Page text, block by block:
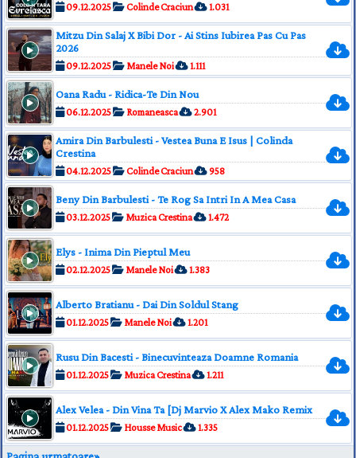
09.12.2025 Colinde Craciun 1.031
Mitzu Din Salaj X Bibi Dor - Ai Stins Iubirea Pas Cu Pas
2026
09.12.2025 Manele Noi 1.111
Oana Radu - Ridica-Te Din Nou
06.12.2025 Romaneasca 2.901
Amira Din Barbulesti - Vestea Buna E Isus | Colinda
Crestina
04.12.2025 Colinde Craciun 958
Beny Din Barbulesti - Te Rog Sa Intri In A Mea Casa
03.12.2025 Muzica Crestina 1.472
Elys - Inima Din Pieptul Meu
02.12.2025 Manele Noi 1.383
Alberto Bratianu - Dai Din Soldul Stang
01.12.2025 Manele Noi 1.201
Rusu Din Bacesti - Binecuvinteaza Doamne Romania
01.12.2025 Muzica Crestina 1.211
Alex Velea - Din Vina Ta [Dj Marvio X Alex Mako Remix
01.12.2025 Housse Music 1.335